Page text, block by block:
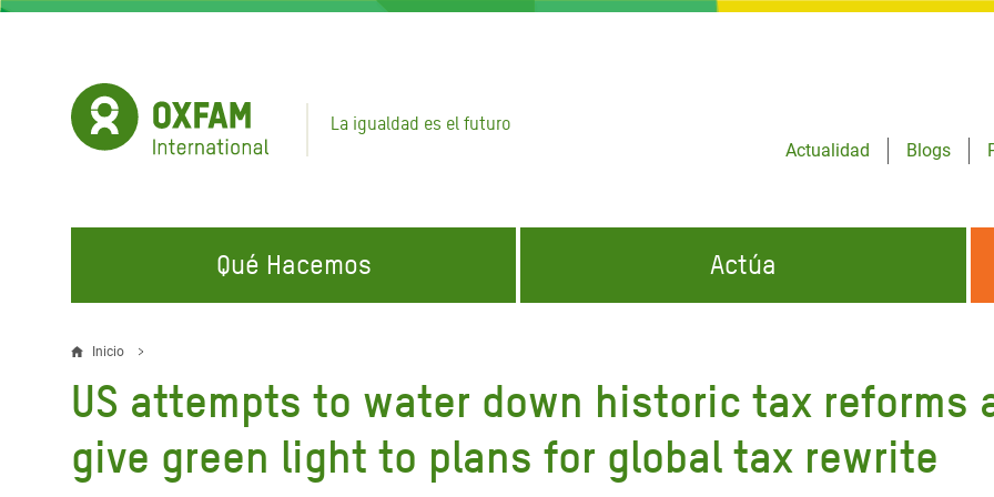
Pasar
La igualdad es el futuro
Actualidad
Blogs
Qué Hacemos
EN QUÉ TRABAJAMOS
Agua y Servicios de
Saneamiento
Alimentación, Crisis Climática,
Gaza Crisis Appeal
Llamamiento por la Crisis en
Líbano
CONÓCENOS
Actúa
ÚNETE A NUESTRAS CAMPAÑAS
Climate Justice
Hands Off Our Spaces
Únete a Nuestra Comunidad para
enlaces
de
Inicio
US attempts to water down historic tax reforms
give green light to plans for global tax rewrite